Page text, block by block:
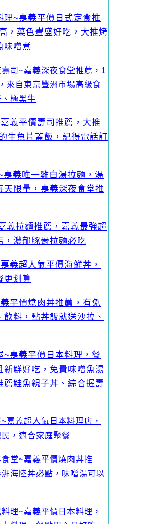
理~嘉義平價日式定食推
，菜色豐盛好吃，大推烤
味噌煮
司~嘉義深夜食堂推薦，1
來自東京豐洲市場高級食
極黑牛
義平價壽司推薦，大推
生魚片蓋飯，記得電話訂
嘉義唯一雞白湯拉麵，湯
天限量，嘉義深夜食堂推
義拉麵推薦，嘉義最強超
，濃郁豚骨拉麵必吃
義超人氣平價海鮮丼，
更划算
平價燒肉丼推薦，有免
飲料，點丼飯就送沙拉、
~嘉義平價日本料理，餐
新鮮好吃，免費味噌魚湯
薦鮭魚親子丼、綜合握壽
嘉義超人氣日本料理店，
，適合家庭聚餐
堂~嘉義平價燒肉丼推
海陸丼必點，味噌湯可以
理~嘉義平價日本料理，